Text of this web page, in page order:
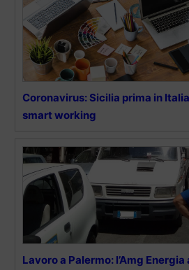
Coronavirus: Sicilia prima in
smart working
Lavoro a Palermo: l’Amg